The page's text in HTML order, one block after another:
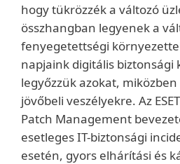
hogy tükrözzék a változó
összhangban legyenek a
fenyegetettségi
napjaink digitális biztonsági
legyőzzük azokat,
jövőbeli veszélyekre. Az
Patch Management
esetleges IT-biztonsági
esetén, gyors elhárítási és